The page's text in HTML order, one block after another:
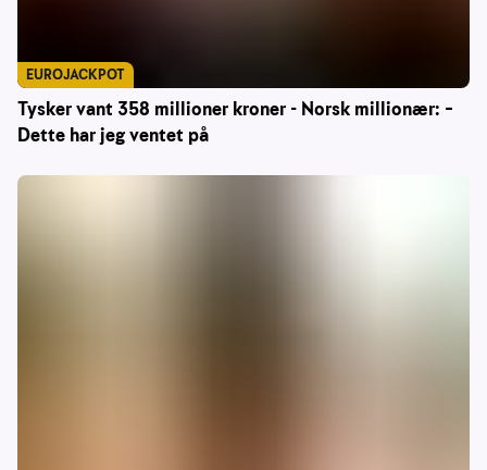
Tysker vant 358 millioner kroner - Norsk millionær: –
Dette har jeg ventet på
EUROJACKPOT